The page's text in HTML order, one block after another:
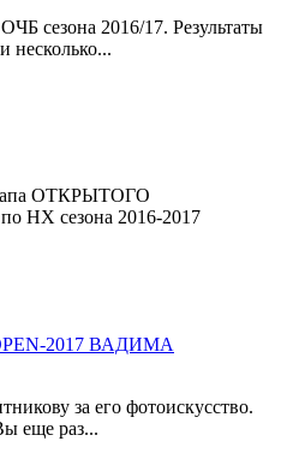
сезона 2016/17. Результаты
несколько...
ОТКРЫТОГО
сезона 2016-2017
2017 ВАДИМА
за его фотоискусство.
еще раз...